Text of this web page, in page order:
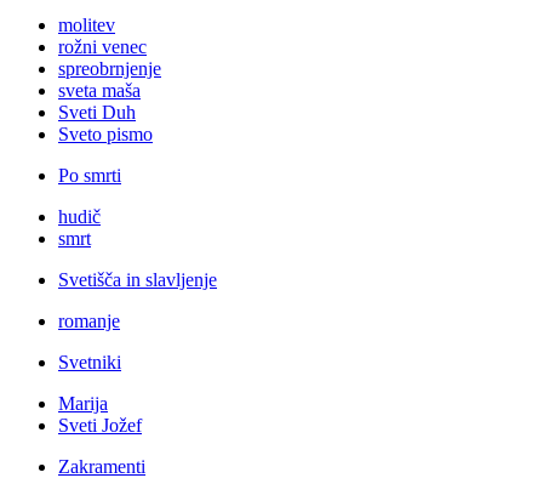
molitev
rožni venec
spreobrnjenje
sveta maša
Sveti Duh
Sveto pismo
Po smrti
hudič
smrt
Svetišča in slavljenje
romanje
Svetniki
Marija
Sveti Jožef
Zakramenti